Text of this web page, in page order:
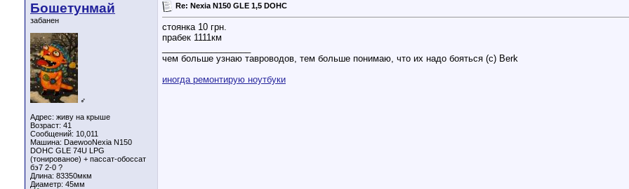
Бошетунмай
забанен
♂
Адрес: живу на крыше
Возраст: 41
Сообщений: 10,011
Машина: DaewooNexia N150
DOHC GLE 74U LPG
(тонированое) + пассат-обоссат
бэ7 2-0 ?
Длина: 83350мкм
Диаметр: 45мм
Re: Nexia N150 GLE 1,5 DOHC
стоянка 10 грн.
прабек 1111км
чем больше узнаю тавроводов, тем больше понимаю, что их надо бояться (с) Berk
иногда ремонтирую ноутбуки